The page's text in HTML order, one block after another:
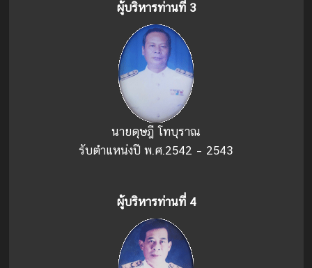
ผู้บริหารท่านที่่ 3
นายดุษฎี โทบุราณ
รับตำแหน่งปี พ.ศ.2542 – 2543
ผู้บริหารท่านที่่ 4